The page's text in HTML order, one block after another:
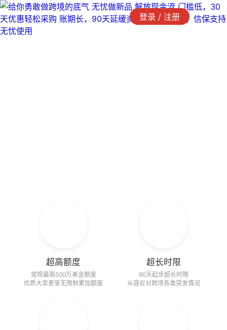
登录 / 注册
超高额度
常规最高500万美金额度
优质大卖更享无限制累加额度
超长时限
90天起步超长时限
从容应对跨境各类突发情况